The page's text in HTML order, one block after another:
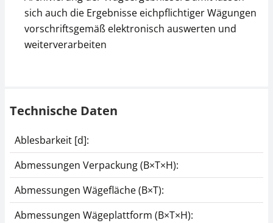
sich auch die Ergebnisse eichpflichtiger Wägungen
vorschriftsgemäß elektronisch auswerten und
weiterverarbeiten
Technische Daten
Ablesbarkeit [d]:
Abmessungen Verpackung (B×T×H):
Abmessungen Wägefläche (B×T):
Abmessungen Wägeplattform (B×T×H):